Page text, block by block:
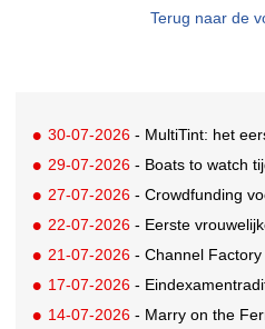
Terug naar de
30-07-2026 - MultiTint: het eerste Nederlandse
29-07-2026 - Boats to watch
27-07-2026 - Crowdfunding voor Muk
22-07-2026 - Eerste vrouwelijke winnaar ooit
21-07-2026 - Channel Factory stelt
17-07-2026 - Eindexamentraditie krijgt
14-07-2026 - Marry on the Ferry: LGBTQ+-koppels krijgen de kans